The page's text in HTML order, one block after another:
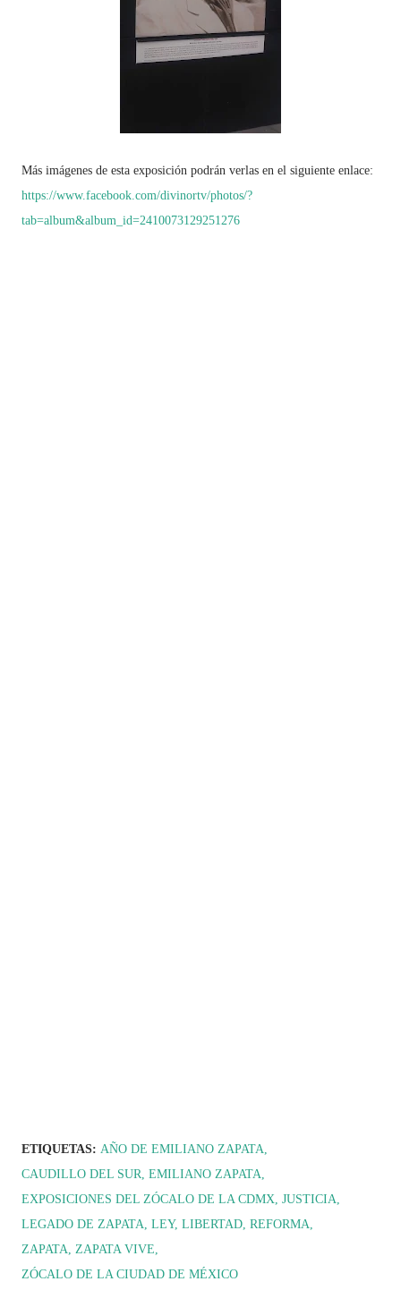
Más imágenes de esta exposición podrán verlas en el siguiente enlace:
https://www.facebook.com/divinortv/photos/?
tab=album&album_id=2410073129251276
ETIQUETAS: AÑO DE EMILIANO ZAPATA
CAUDILLO DEL SUR EMILIANO ZAPATA
EXPOSICIONES DEL ZÓCALO DE LA CDMX JUSTICIA
LEGADO DE ZAPATA LEY LIBERTAD REFORMA
ZAPATA ZAPATA VIVE
ZÓCALO DE LA CIUDAD DE MÉXICO